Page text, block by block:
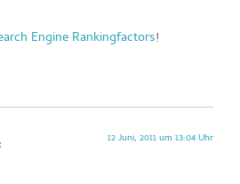
Engine Rankingfactors!
12 Juni, 2011 um 13:04 Uhr